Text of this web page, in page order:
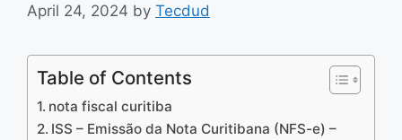
April 24, 2024 by Tecdud
Table of Contents
nota fiscal curitiba
ISS – Emissão da Nota Curitibana (NFS-e) –